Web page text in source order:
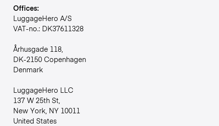
Offices:
LuggageHero A/S
VAT-no.: DK37611328
Århusgade 118,
DK-2150 Copenhagen
Denmark
LuggageHero LLC
137 W 25th St,
New York, NY 10011
United States